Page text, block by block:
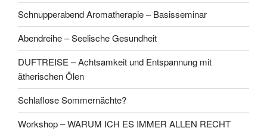
Schnupperabend Aromatherapie – Basisseminar
Abendreihe – Seelische Gesundheit
DUFTREISE – Achtsamkeit und Entspannung mit
ätherischen Ölen
Schlaflose Sommernächte?
Workshop – WARUM ICH ES IMMER ALLEN RECHT